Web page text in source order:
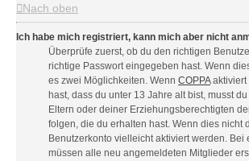
Nach oben
Ich habe mich registriert, kann mich aber nicht
Überprüfe zuerst, ob du den richtigen
richtige Passwort eingegeben hast. Wenn
es zwei Möglichkeiten. Wenn COPPAaktiviert
hast, dass du unter 13 Jahre alt bist, musst
Eltern oder deiner Erziehungsberechtigten
folgen, die du erhalten hast. Wenn dies nicht
Benutzerkonto vielleicht aktiviert werden. Bei
müssen alle neu angemeldeten Mitglieder